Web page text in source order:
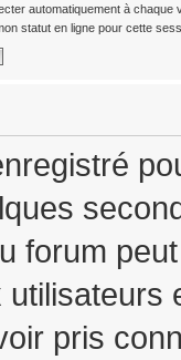
automatiquement à chaque
statut en ligne pour cette
forum
pris